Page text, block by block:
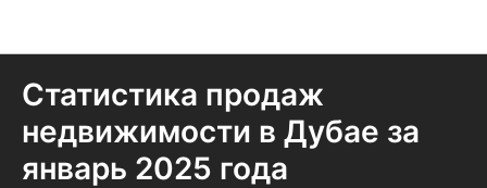
Статистика продаж
недвижимости в Дубае за
январь 2025 года